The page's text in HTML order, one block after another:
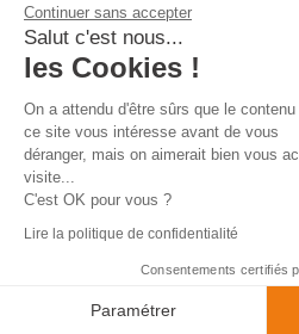
Continuer sans accepter
Salut c'est nous...
les Cookies !
On a attendu d'être sûrs que le contenu
ce site vous intéresse avant de vous
déranger, mais on aimerait bien vous
visite...
C'est OK pour vous ?
Lire la politique de confidentialité
Consentements certifiés
Paramétrer